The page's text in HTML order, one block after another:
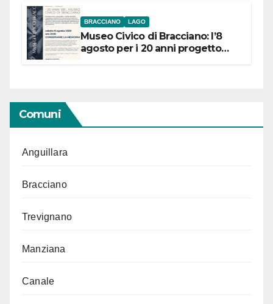
BRACCIANO LAGO
Museo Civico di Bracciano: l’8
agosto per i 20 anni progetto
Comuni
Anguillara
Bracciano
Trevignano
Manziana
Canale